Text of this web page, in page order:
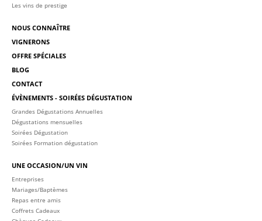
Les vins de prestige
NOUS CONNAÎTRE
VIGNERONS
OFFRE SPÉCIALES
BLOG
CONTACT
ÉVÈNEMENTS - SOIRÉES DÉGUSTATION
Grandes Dégustations Annuelles
Dégustations mensuelles
Soirées Dégustation
Soirées Formation dégustation
UNE OCCASION/UN VIN
Entreprises
Mariages/Baptèmes
Repas entre amis
Coffrets Cadeaux